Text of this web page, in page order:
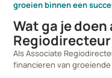
groeien binnen een
Wat ga je
Als Associate
financieren van